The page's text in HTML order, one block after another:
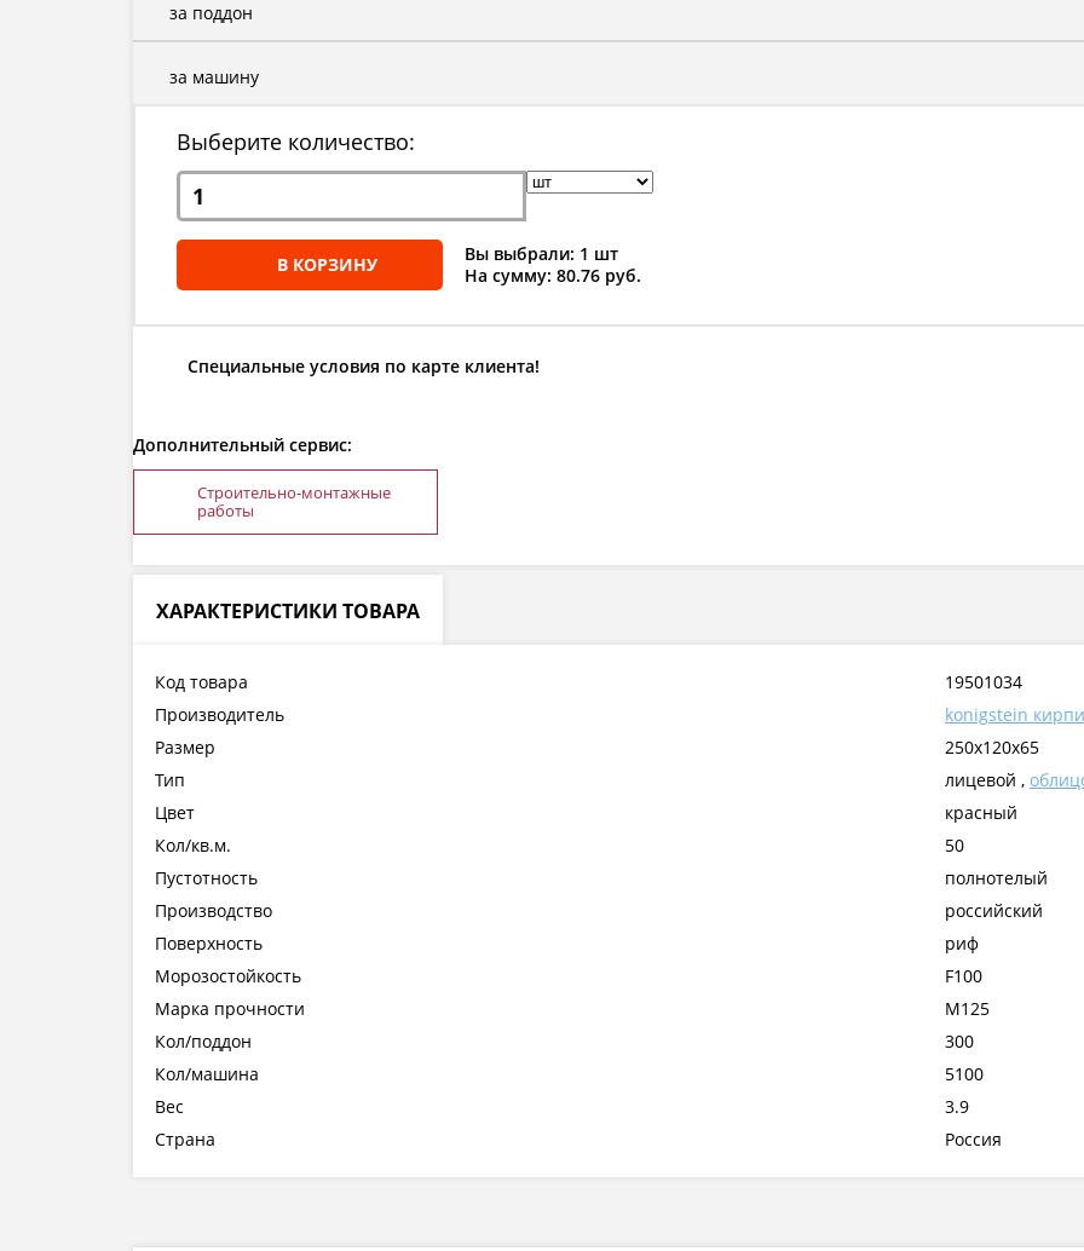
за поддон
за машину
Выберите количество:
В КОРЗИНУ
Вы выбрали: 1 шт
На сумму: 80.76 руб.
Специальные условия по карте клиента!
Дополнительный сервис:
Строительно-монтажные
работы
ХАРАКТЕРИСТИКИ ТОВАРА
Код товара
19501034
Производитель
konigstein
Размер
250х120х65
Тип
лицевой ,
Цвет
красный
Кол/кв.м.
50
Пустотность
полнотелый
Производство
российский
Поверхность
риф
Морозостойкость
F100
Марка прочности
М125
Кол/поддон
300
Кол/машина
5100
Вес
3.9
Страна
Россия